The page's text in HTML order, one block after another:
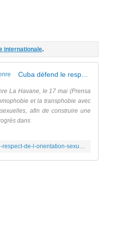
internationale.
La Havane, le 17 mai (Prensa
et la transphobie avec
afin de construire une
dans
http://mouvementcommuniste.over-blog.com/2020/05/cuba-defend-le-respect-de-l-orientation-sexuelle-et-de-l-identite-de-genre.html